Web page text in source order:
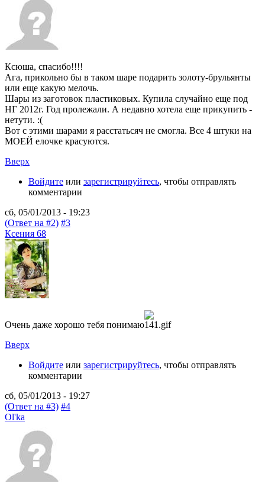
Ксюша, спасибо!!!!
Ага, прикольно бы в таком шаре подарить золоту-брульянты
или еще какую мелочь.
Шары из заготовок пластиковых. Купила случайно еще под
НГ 2012г. Год пролежали. А недавно хотела еще прикупить -
нетути. :(
Вот с этими шарами я расстатьсяч не смогла. Все 4 штуки на
МОЕЙ елочке красуются.
Вверх
Войдите или зарегистрируйтесь, чтобы отправлять
комментарии
сб, 05/01/2013 - 19:23
(Ответ на #2) #3
Ксения 68
Очень даже хорошо тебя понимаю
Вверх
Войдите или зарегистрируйтесь, чтобы отправлять
комментарии
сб, 05/01/2013 - 19:27
(Ответ на #3) #4
Ol'ka